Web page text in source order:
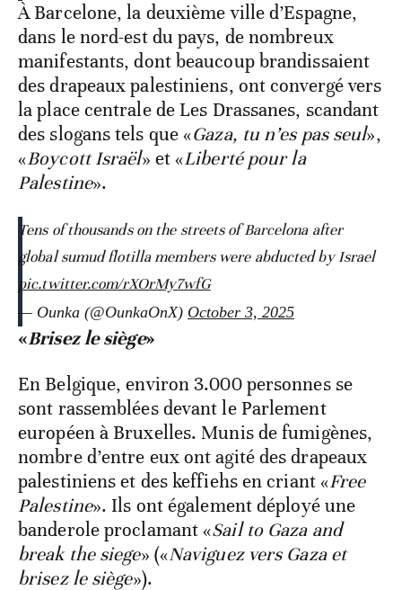
À Barcelone, la deuxième ville d’Espagne,
dans le nord-est du pays, de nombreux
manifestants, dont beaucoup brandissaient
des drapeaux palestiniens, ont convergé vers
la place centrale de Les Drassanes, scandant
des slogans tels que «Gaza, tu n’es pas seul»,
«Boycott Israël» et «Liberté pour la
Palestine».
Tens of thousands on the streets of Barcelona after
global sumud flotilla members were abducted by Israel
pic.twitter.com/rXOrMy7wfG
— Ounka (@OunkaOnX) October 3, 2025
«Brisez le siège»
En Belgique, environ 3.000 personnes se
sont rassemblées devant le Parlement
européen à Bruxelles. Munis de fumigènes,
nombre d’entre eux ont agité des drapeaux
palestiniens et des keffiehs en criant «Free
Palestine». Ils ont également déployé une
banderole proclamant «Sail to Gaza and
break the siege» («Naviguez vers Gaza et
brisez le siège»).